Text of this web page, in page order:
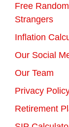
Free
Strangers
Inflation
Our Social
Our Team
Privacy
Retirement